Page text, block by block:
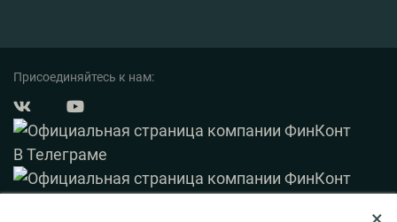
Присоединяйтесь к нам: